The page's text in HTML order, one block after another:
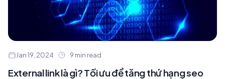
Jan 19, 2024 9 min read
External link là gì? Tối ưu để tăng thứ hạng seo